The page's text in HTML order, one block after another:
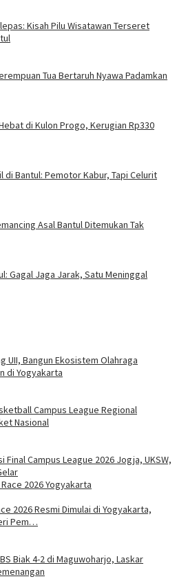
Kisah Pilu Wisatawan Terseret
Tua Bertaruh Nyawa Padamkan
di Kulon Progo, Kerugian Rp330
di Bantul: Pemotor Kabur, Tapi Celurit
Asal Bantul Ditemukan Tak
Gagal Jaga Jarak, Satu Meninggal
UII, Bangun Ekosistem Olahraga
di Yogyakarta
Campus League Regional
Nasional
Final Campus League 2026 Jogja, UKSW,
2026 Resmi Dimulai di Yogyakarta,
Pem…
Biak 4-2 di Maguwoharjo, Laskar